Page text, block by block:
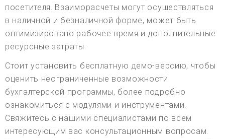
посетителя. Взаиморасчеты могут осуществляться
в наличной и безналичной форме, может быть
оптимизировано рабочее время и дополнительные
ресурсные затраты.
Стоит установить бесплатную демо-версию, чтобы
оценить неограниченные возможности
бухгалтерской программы, более подробно
ознакомиться с модулями и инструментами.
Свяжитесь с нашими специалистами по всем
интересующим вас консультационным вопросам.